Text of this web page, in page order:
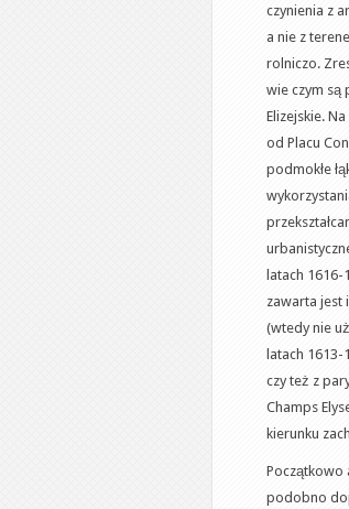
czynienia z
a nie z
rolniczo.
wie czym są
Elizejskie.
od Placu
podmokłe
latach
zawarta jest
(wtedy nie
latach
czy też z
Champs
kierunku
Początkowo
podobno